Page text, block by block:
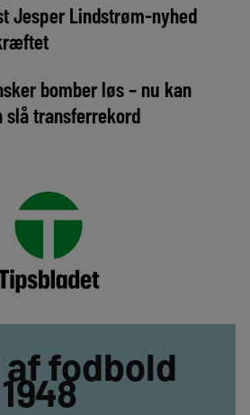
Jesper Lindstrøm-nyhed
bomber løs – nu kan
slå transferrekord
af fodbold